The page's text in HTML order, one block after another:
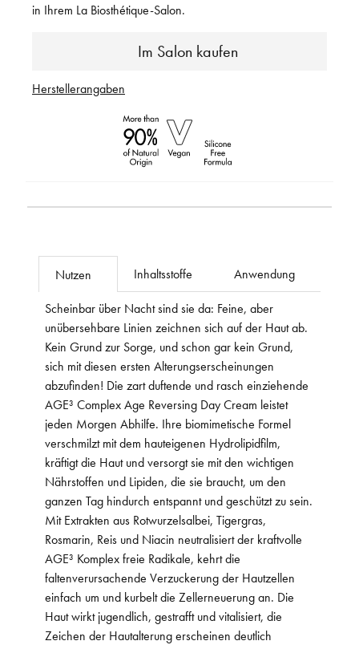
Im Salon kaufen
in Ihrem La Biosthétique-Salon.
Herstellerangaben
Nutzen Inhaltsstoffe Anwendung
Scheinbar über Nacht sind sie da: Feine, aber
unübersehbare Linien zeichnen sich auf der Haut ab.
Kein Grund zur Sorge, und schon gar kein Grund,
sich mit diesen ersten Alterungserscheinungen
abzufinden! Die zart duftende und rasch einziehende
AGE³ Complex Age Reversing Day Cream leistet
jeden Morgen Abhilfe. Ihre biomimetische Formel
verschmilzt mit dem hauteigenen Hydrolipidfilm,
kräftigt die Haut und versorgt sie mit den wichtigen
Nährstoffen und Lipiden, die sie braucht, um den
ganzen Tag hindurch entspannt und geschützt zu sein.
Mit Extrakten aus Rotwurzelsalbei, Tigergras,
Rosmarin, Reis und Niacin neutralisiert der kraftvolle
AGE³ Komplex freie Radikale, kehrt die
faltenverursachende Verzuckerung der Hautzellen
einfach um und kurbelt die Zellerneuerung an. Die
Haut wirkt jugendlich, gestrafft und vitalisiert, die
Zeichen der Hautalterung erscheinen deutlich